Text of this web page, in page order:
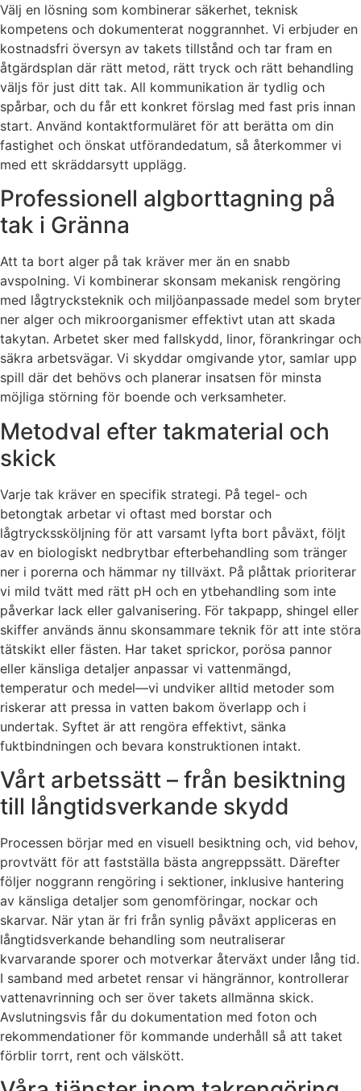
Välj en lösning som kombinerar säkerhet, teknisk
kompetens och dokumenterat noggrannhet. Vi erbjuder en
kostnadsfri översyn av takets tillstånd och tar fram en
åtgärdsplan där rätt metod, rätt tryck och rätt behandling
väljs för just ditt tak. All kommunikation är tydlig och
spårbar, och du får ett konkret förslag med fast pris innan
start. Använd kontaktformuläret för att berätta om din
fastighet och önskat utförandedatum, så återkommer vi
med ett skräddarsytt upplägg.
Professionell algborttagning på
tak i Gränna
Att ta bort alger på tak kräver mer än en snabb
avspolning. Vi kombinerar skonsam mekanisk rengöring
med lågtrycksteknik och miljöanpassade medel som bryter
ner alger och mikroorganismer effektivt utan att skada
takytan. Arbetet sker med fallskydd, linor, förankringar och
säkra arbetsvägar. Vi skyddar omgivande ytor, samlar upp
spill där det behövs och planerar insatsen för minsta
möjliga störning för boende och verksamheter.
Metodval efter takmaterial och
skick
Varje tak kräver en specifik strategi. På tegel- och
betongtak arbetar vi oftast med borstar och
lågtryckssköljning för att varsamt lyfta bort påväxt, följt
av en biologiskt nedbrytbar efterbehandling som tränger
ner i porerna och hämmar ny tillväxt. På plåttak prioriterar
vi mild tvätt med rätt pH och en ytbehandling som inte
påverkar lack eller galvanisering. För takpapp, shingel eller
skiffer används ännu skonsammare teknik för att inte störa
tätskikt eller fästen. Har taket sprickor, porösa pannor
eller känsliga detaljer anpassar vi vattenmängd,
temperatur och medel—vi undviker alltid metoder som
riskerar att pressa in vatten bakom överlapp och i
undertak. Syftet är att rengöra effektivt, sänka
fuktbindningen och bevara konstruktionen intakt.
Vårt arbetssätt – från besiktning
till långtidsverkande skydd
Processen börjar med en visuell besiktning och, vid behov,
provtvätt för att fastställa bästa angreppssätt. Därefter
följer noggrann rengöring i sektioner, inklusive hantering
av känsliga detaljer som genomföringar, nockar och
skarvar. När ytan är fri från synlig påväxt appliceras en
långtidsverkande behandling som neutraliserar
kvarvarande sporer och motverkar återväxt under lång tid.
I samband med arbetet rensar vi hängrännor, kontrollerar
vattenavrinning och ser över takets allmänna skick.
Avslutningsvis får du dokumentation med foton och
rekommendationer för kommande underhåll så att taket
förblir torrt, rent och välskött.